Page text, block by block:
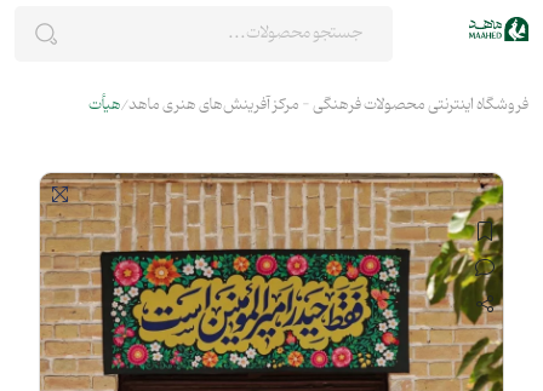
فروشگاه اینترنتی محصولات فرهنگی - مرکز آفرینش‌های هنری ماهد هیأت